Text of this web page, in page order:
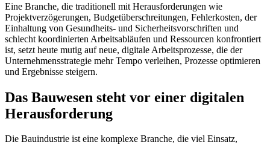
Eine Branche, die traditionell mit Herausforderungen wie
Projektverzögerungen, Budgetüberschreitungen, Fehlerkosten, der
Einhaltung von Gesundheits- und Sicherheitsvorschriften und
schlecht koordinierten Arbeitsabläufen und Ressourcen konfrontiert
ist, setzt heute mutig auf neue, digitale Arbeitsprozesse, die der
Unternehmensstrategie mehr Tempo verleihen, Prozesse optimieren
und Ergebnisse steigern.
Das Bauwesen steht vor einer digitalen
Herausforderung
Die Bauindustrie ist eine komplexe Branche, die viel Einsatz,